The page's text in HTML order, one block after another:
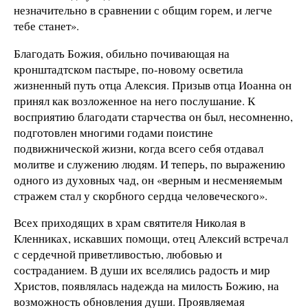
незначительно в сравнении с общим горем, и легче
тебе станет».
Благодать Божия, обильно почивающая на
кронштадтском пастыре, по-новому осветила
жизненный путь отца Алексия. Призыв отца Иоанна он
принял как возложенное на него послушание. К
восприятию благодати старчества он был, несомненно,
подготовлен многими годами поистине
подвижнической жизни, когда всего себя отдавал
молитве и служению людям. И теперь, по выражению
одного из духовных чад, он «верным и несменяемым
стражем стал у скорбного сердца человеческого».
Всех приходящих в храм святителя Николая в
Кленниках, искавших помощи, отец Алексий встречал
с сердечной приветливостью, любовью и
состраданием. В души их вселялись радость и мир
Христов, появлялась надежда на милость Божию, на
возможность обновления души. Проявляемая